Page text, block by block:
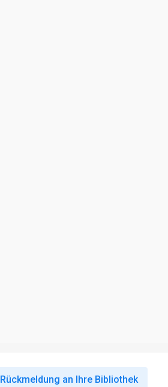
Rückmeldung an Ihre Bibliothek